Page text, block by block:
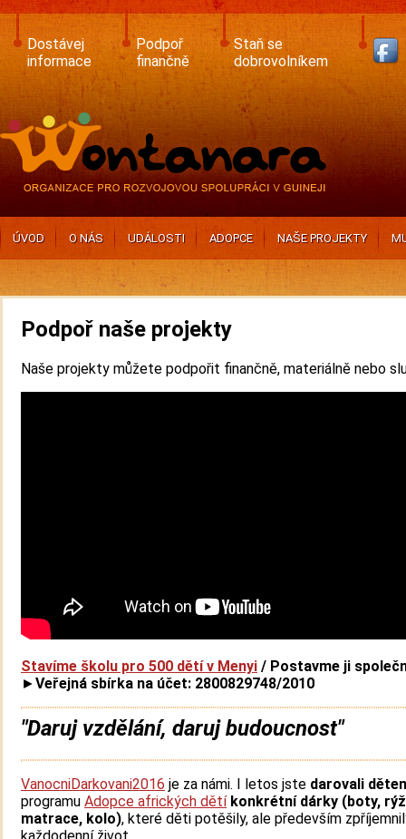
Skip
main
content
Dostávej
informace
Podpoř
finančně
Staň se
dobrovolníkem
ÚVOD O NÁS UDÁLOSTI ADOPCE NAŠE PROJEKTY
Podpoř naše projekty
Naše projekty můžete podpořit finančně, materiálně nebo
Stavíme školu pro 500 dětí v Menyi / Postavme ji
►Veřejná sbírka na účet: 2800829748/2010
"Daruj vzdělání, daruj budoucnost"
VanocniDarkovani2016 je za námi. I letos jste darovali
programu Adopce afrických dětí konkrétní dárky (boty,
matrace, kolo), které děti potěšily, ale především